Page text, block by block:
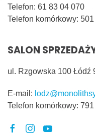
Telefon: 61 83 04 070
Telefon komórkowy:
SALON
ul. Rzgowska 100 Łódź
E-mail:
Telefon komórkowy: